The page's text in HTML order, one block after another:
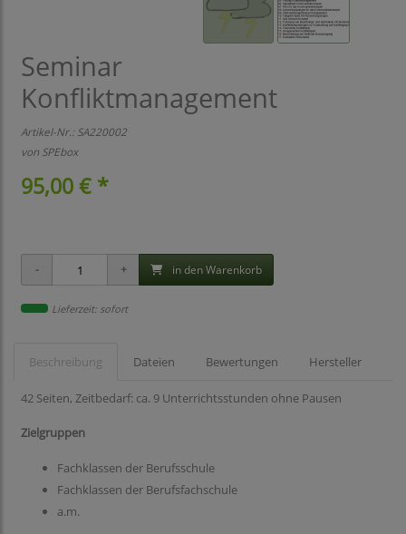
Seminar
Konfliktmanagement
Artikel-Nr.:SA220002
von SPEbox
95,00 € *
in den Warenkorb
Lieferzeit: sofort
Beschreibung Dateien Bewertungen Hersteller
42 Seiten, Zeitbedarf: ca. 9 Unterrichtsstunden ohne Pausen
Zielgruppen
Fachklassen der Berufsschule
Fachklassen der Berufsfachschule
a.m.